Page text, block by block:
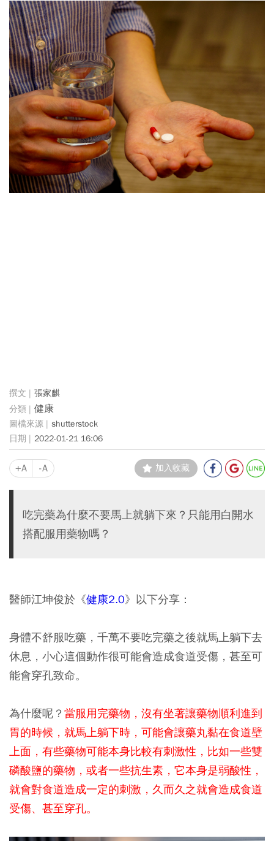
張家麒
健康
shutterstock
2022-01-21 16:06
+A -A 加入收藏
吃完藥為什麼不要馬上就躺下來？只能用白開水
搭配服用藥物嗎？
醫師江坤俊於《健康2.0》以下分享：
身體不舒服吃藥，千萬不要吃完藥之後就馬上躺下去
休息，小心這個動作很可能會造成食道受傷，甚至可
能會穿孔致命。
為什麼呢？ 當服用完藥物，沒有坐著讓藥物順利進到
胃的時候，就馬上躺下時，可能會讓藥丸黏在食道壁
上面，有些藥物可能本身比較有刺激性，比如一些雙
磷酸鹽的藥物，或者一些抗生素，它本身是弱酸性，
就會對食道造成一定的刺激，久而久之就會造成食道
受傷、甚至穿孔。